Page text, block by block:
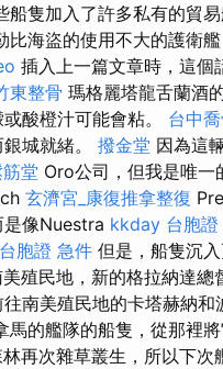
隻加入了許多私有的貿
海盜的使用不大的護衛
插入上一篇文章時，這個
東整骨 瑪格麗塔龍舌蘭酒
酸橙汁可能會粘。 台中
城就緒。 撥金堂 因為這
堂 Oro公司，但我是唯一
玄濟宮_康復推拿整復
是像Nuestra kkday 台胞證
台胞證 急件 但是，船隻沉
殖民地，新的格拉納達總
南美殖民地的卡塔赫納和
的艦隊的船隻，從那裡
再次雜草叢生，所以下次